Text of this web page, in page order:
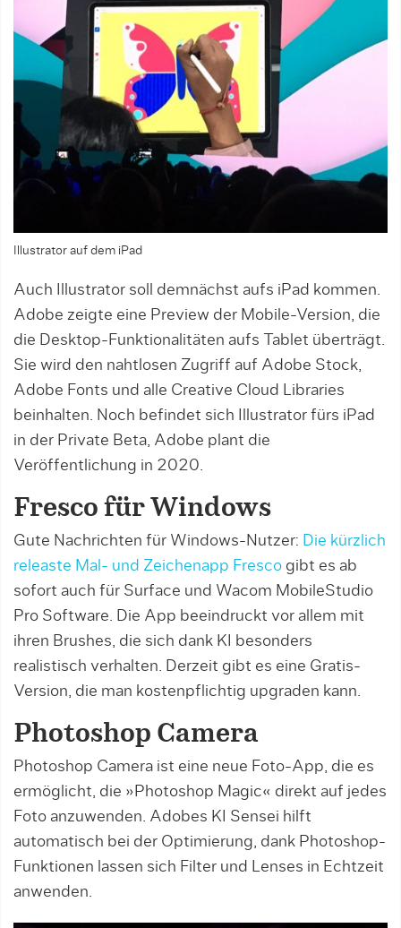
Illustrator auf dem iPad
Auch Illustrator soll demnächst aufs iPad kommen.
Adobe zeigte eine Preview der Mobile-Version, die
die Desktop-Funktionalitäten aufs Tablet überträgt.
Sie wird den nahtlosen Zugriff auf Adobe Stock,
Adobe Fonts und alle Creative Cloud Libraries
beinhalten. Noch befindet sich Illustrator fürs iPad
in der Private Beta, Adobe plant die
Veröffentlichung in 2020.
Fresco für Windows
Gute Nachrichten für Windows-Nutzer: Die kürzlich
releaste Mal- und Zeichenapp Fresco gibt es ab
sofort auch für Surface und Wacom MobileStudio
Pro Software. Die App beeindruckt vor allem mit
ihren Brushes, die sich dank KI besonders
realistisch verhalten. Derzeit gibt es eine Gratis-
Version, die man kostenpflichtig upgraden kann.
Photoshop Camera
Photoshop Camera ist eine neue Foto-App, die es
ermöglicht, die »Photoshop Magic« direkt auf jedes
Foto anzuwenden. Adobes KI Sensei hilft
automatisch bei der Optimierung, dank Photoshop-
Funktionen lassen sich Filter und Lenses in Echtzeit
anwenden.